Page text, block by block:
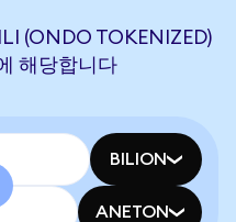
(ONDO TOKENIZED)
해당합니다
BILION
ANETON